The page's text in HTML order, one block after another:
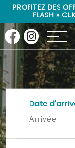
PROFITEZ DES
FLASH »
Date